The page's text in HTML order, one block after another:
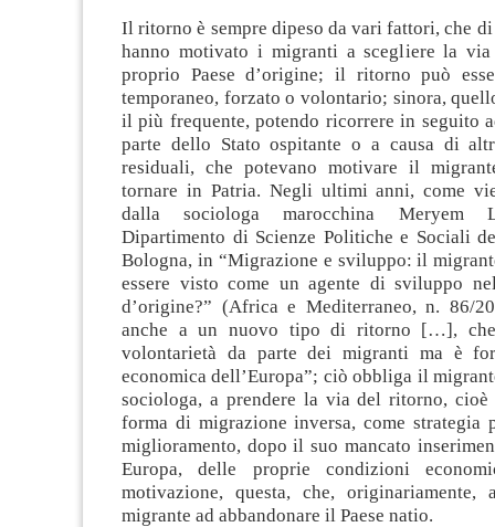
Il ritorno è sempre dipeso da vari fattori, che
hanno motivato i migranti a scegliere la
proprio Paese d’origine; il ritorno può
temporaneo, forzato o volontario; sinora,
il più frequente, potendo ricorrere in seguito
parte dello Stato ospitante o a causa di
residuali, che potevano motivare il
tornare in Patria. Negli ultimi anni, come
dalla sociologa marocchina Meryem
Dipartimento di Scienze Politiche e Sociali
Bologna, in “Migrazione e sviluppo: il
essere visto come un agente di sviluppo
d’origine?” (Africa e Mediterraneo, n. 86/
anche a un nuovo tipo di ritorno […],
volontarietà da parte dei migranti ma è
economica dell’Europa”; ciò obbliga il
sociologa, a prendere la via del ritorno, cioè
forma di migrazione inversa, come strategia
miglioramento, dopo il suo mancato
Europa, delle proprie condizioni
motivazione, questa, che,
migrante ad abbandonare il Paese natio.